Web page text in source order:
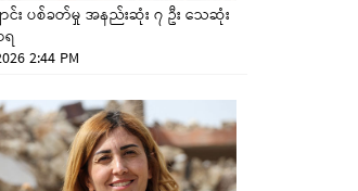
င်း ပစ်ခတ်မှု အနည်းဆုံး ၇ ဦး သေဆုံး
ရ
2:44 PM